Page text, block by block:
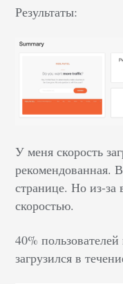
Результаты:
У меня скорость
рекомендованная.
странице. Но из-за
скоростью.
40%
загрузился в